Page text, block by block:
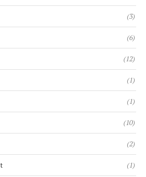
(3)
(6)
(12)
(1)
(1)
(10)
(2)
(1)